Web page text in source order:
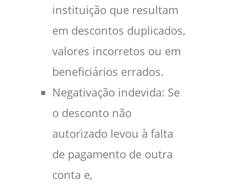
instituição que resultam
em descontos duplicados,
valores incorretos ou em
beneficiários errados.
Negativação indevida: Se
o desconto não
autorizado levou à falta
de pagamento de outra
conta e,